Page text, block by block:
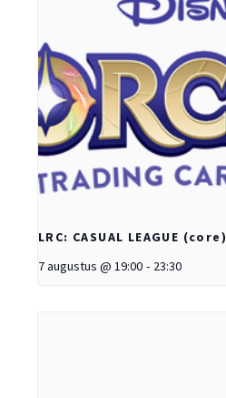
LRC: CASUAL LEAGUE (core)
7 augustus @ 19:00 - 23:30